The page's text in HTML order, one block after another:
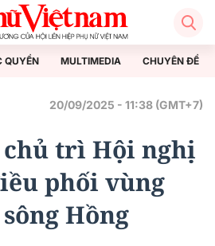
QUYỀN MULTIMEDIA CHUYÊN ĐỀ
20/09/2025 - 11:38 (GMT+7)
trì Hội nghị
phối vùng
Hồng